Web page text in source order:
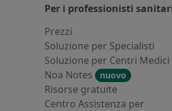
Per i professionisti
Prezzi
Soluzione per Specialisti
Soluzione per Centri Medici
Noa Notes
nuovo
Risorse gratuite
Centro Assistenza per